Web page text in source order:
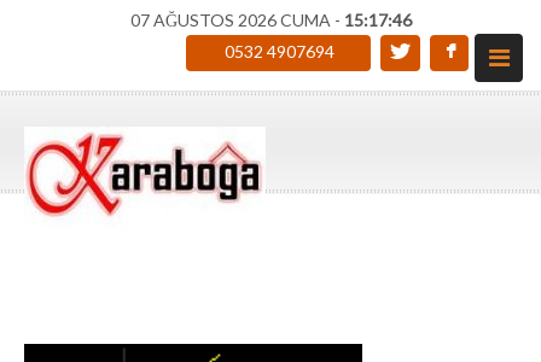
07 AĞUSTOS 2026 CUMA - 15:17:46
0532 4907694